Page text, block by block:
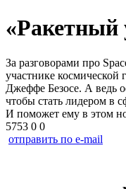
«Ракетный
За разговорами про
участнике
Джеффе Безосе. А ведь
чтобы стать лидером в
И поможет ему в этом
5753 0 0
отправить по e-mail